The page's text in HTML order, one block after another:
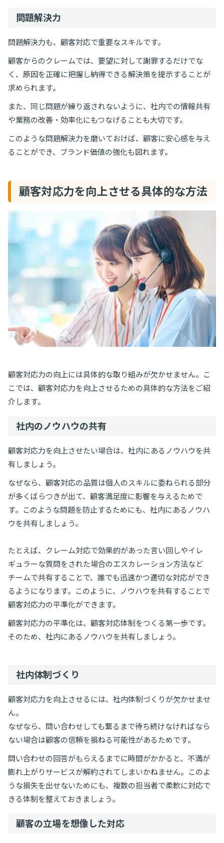
問題解決力
問題解決力も、顧客対応で重要なスキルです。
顧客からのクレームでは、要望に対して謝罪するだけでな
く、原因を正確に把握し納得できる解決策を提示することが
求められます。
また、同じ問題が繰り返されないように、社内での情報共有
や業務の改善・効率化にもつなげることも大切です。
このような問題解決力を磨いておけば、顧客に安心感を与え
ることができ、ブランド価値の強化も図れます。
顧客対応力を向上させる具体的な方法
顧客対応力の向上には具体的な取り組みが欠かせません。こ
こでは、顧客対応力を向上させるための具体的な方法をご紹
介します。
社内のノウハウの共有
顧客対応力を向上させたい場合は、社内にあるノウハウを共
有しましょう。
なぜなら、顧客対応の品質は個人のスキルに委ねられる部分
が多くばらつきが出て、顧客満足度に影響を与えるためで
す。このような問題を防止するためにも、社内にあるノウハ
ウを共有しましょう。
たとえば、クレーム対応で効果的があった言い回しやイレ
ギュラーな質問をされた場合のエスカレーション方法など
チームで共有することで、誰でも迅速かつ適切な対応ができ
るようになります。このように、ノウハウを共有することで
顧客対応力の平準化ができます。
顧客対応力の平準化は、顧客対応体制をつくる第一歩です。
そのため、社内にあるノウハウを共有しましょう。
社内体制づくり
顧客対応力を向上させるには、社内体制づくりが欠かせませ
ん。
なぜなら、問い合わせしても繋るまで待ち続けなければなら
ない場合は顧客の信頼を損ねる可能性があるためです。
問い合わせの回答がもらえるまでに時間がかかると、不満が
膨れ上がりサービスが解約されてしまいかねません。このよ
うな損失を出せないためにも、複数の担当者で柔軟に対応で
きる体制を整えておきましょう。
顧客の立場を想像した対応